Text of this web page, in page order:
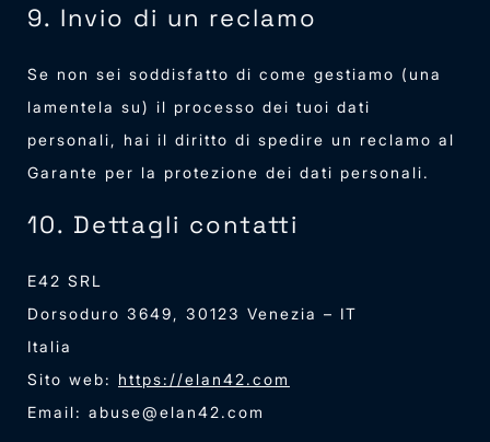
9. Invio di un reclamo
Se non sei soddisfatto di come gestiamo (una
lamentela su) il processo dei tuoi dati
personali, hai il diritto di spedire un reclamo al
Garante per la protezione dei dati personali.
10. Dettagli contatti
E42 SRL
Dorsoduro 3649, 30123 Venezia – IT
Italia
Sito web: https://elan42.com
Email: abuse@elan42.com